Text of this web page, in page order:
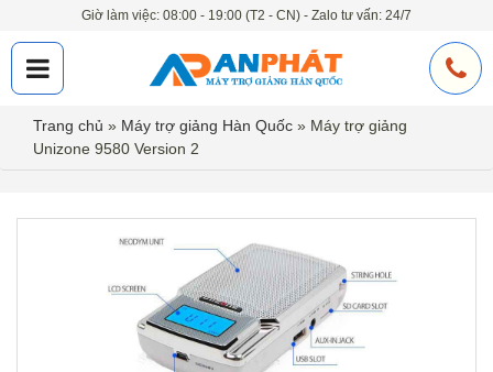
Giờ làm việc: 08:00 - 19:00 (T2 - CN) - Zalo tư vấn: 24/7
Trang chủ » Máy trợ giảng Hàn Quốc » Máy trợ giảng
Unizone 9580 Version 2